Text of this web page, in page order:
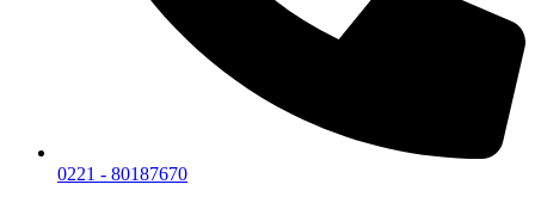
0221 - 80187670